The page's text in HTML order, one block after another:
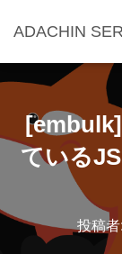
ADACHIN
ている
投稿者: